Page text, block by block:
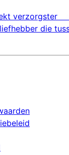
verzorgster
die